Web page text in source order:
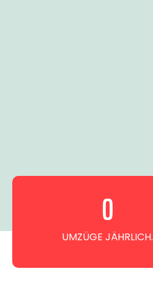
UMZÜGE JÄHRLICH.
0